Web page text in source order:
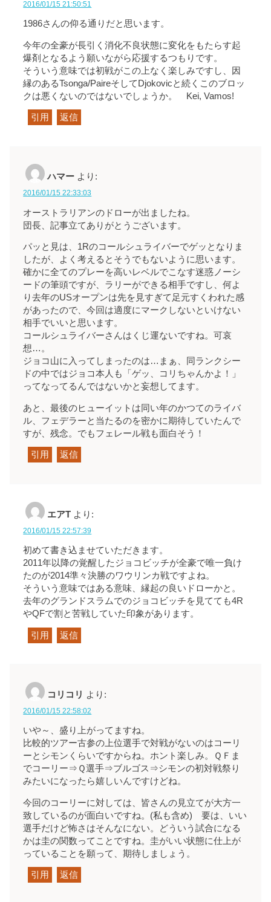
2016/01/15 21:50:51
1986さんの仰る通りだと思います。
今年の全豪が長引く消化不良状態に変化をもたらす起
爆剤となるよう願いながら応援するつもりです。
そういう意味では初戦がこの上なく楽しみですし、因
縁のあるTsonga/PaireそしてDjokovicと続くこのブロッ
クは悪くないのではないでしょうか。 Kei, Vamos!
引用 返信
ハマー より:
2016/01/15 22:33:03
オーストラリアンのドローが出ましたね。
団長、記事立てありがとうございます。
パッと見は、1Rのコールシュライバーでゲッとなりま
したが、よく考えるとそうでもないように思います。
確かに全てのプレーを高いレベルでこなす迷惑ノーシ
ードの筆頭ですが、ラリーができる相手ですし、何よ
り去年のUSオープンは先を見すぎて足元すくわれた感
があったので、今回は適度にマークしないといけない
相手でいいと思います。
コールシュライバーさんはくじ運ないですね。可哀
想…。
ジョコ山に入ってしまったのは…まぁ、同ランクシー
ドの中ではジョコ本人も「ゲッ、コリちゃんかよ！」
ってなってるんではないかと妄想してます。
あと、最後のヒューイットは同い年のかつてのライバ
ル、フェデラーと当たるのを密かに期待していたんで
すが、残念。でもフェレール戦も面白そう！
引用 返信
エアT より:
2016/01/15 22:57:39
初めて書き込ませていただきます。
2011年以降の覚醒したジョコビッチが全豪で唯一負け
たのが2014準々決勝のワウリンカ戦ですよね。
そういう意味ではある意味、縁起の良いドローかと。
去年のグランドスラムでのジョコビッチを見てても4R
やQFで割と苦戦していた印象があります。
引用 返信
コリコリ より:
2016/01/15 22:58:02
いや～、盛り上がってますね。
比較的ツアー古参の上位選手で対戦がないのはコーリ
ーとシモンくらいですからね。ホント楽しみ。ＱＦま
でコーリー⇒Ｑ選手⇒ブルゴス⇒シモンの初対戦祭り
みたいになったら嬉しいんですけどね。
今回のコーリーに対しては、皆さんの見立てが大方一
致しているのが面白いですね。(私も含め) 要は、いい
選手だけど怖さはそんなにない。どういう試合になる
かは圭の関数ってことですね。圭がいい状態に仕上が
っていることを願って、期待しましょう。
引用 返信